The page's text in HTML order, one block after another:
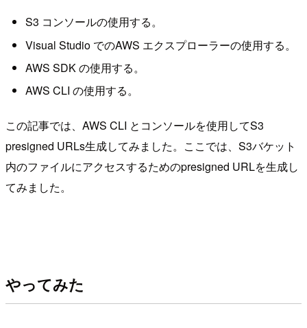
S3 コンソールの使用する。
Visual Studio でのAWS エクスプローラーの使用する。
AWS SDK の使用する。
AWS CLI の使用する。
この記事では、AWS CLI とコンソールを使用してS3
presigned URLs生成してみました。ここでは、S3バケット
内のファイルにアクセスするためのpresigned URLを生成し
てみました。
やってみた